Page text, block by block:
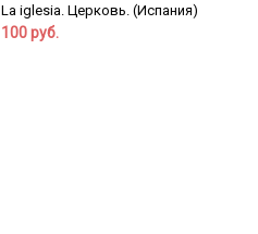
La iglesia. Церковь. (Испания)
100 руб.